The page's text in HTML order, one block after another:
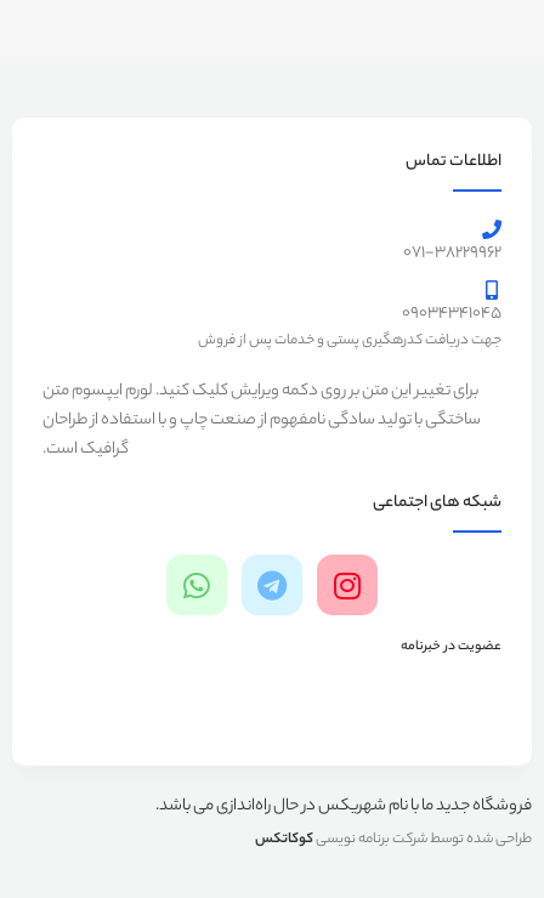
اطلاعات تماس
071-38229962
09034341045
جهت دریافت کدرهگیری پستی و خدمات پس از فروش
برای تغییر این متن بر روی دکمه ویرایش کلیک کنید. لورم ایپسوم متن
ساختگی با تولید سادگی نامفهوم از صنعت چاپ و با استفاده از طراحان
گرافیک است.
شبکه های اجتماعی
عضویت در خبرنامه
فروشگاه جدید ما با نام شهریکس در حال راه‌اندازی می باشد.
طراحی شده توسط شرکت برنامه نویسیکوکاتکس